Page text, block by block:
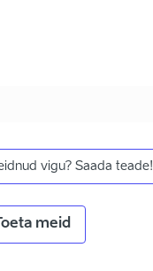
vigu? Saada teade!
Toeta meid